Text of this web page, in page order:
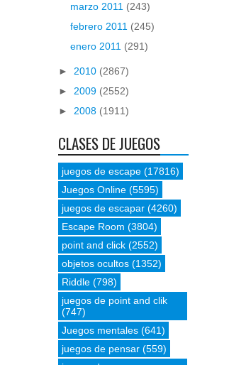
marzo 2011 (243)
febrero 2011 (245)
enero 2011 (291)
► 2010 (2867)
► 2009 (2552)
► 2008 (1911)
CLASES DE JUEGOS
juegos de escape (17816)
Juegos Online (5595)
juegos de escapar (4260)
Escape Room (3804)
point and click (2552)
objetos ocultos (1352)
Riddle (798)
juegos de point and clik
(747)
Juegos mentales (641)
juegos de pensar (559)